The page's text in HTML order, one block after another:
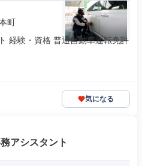
町
経験・資格 普通自動車運転免許
気になる
アシスタント